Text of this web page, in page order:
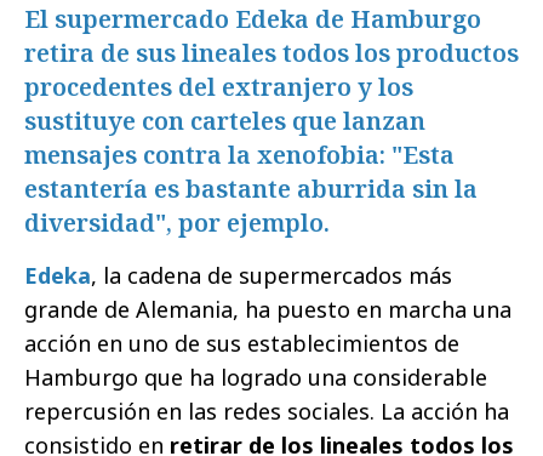
El supermercado Edeka de Hamburgo
retira de sus lineales todos los productos
procedentes del extranjero y los
sustituye con carteles que lanzan
mensajes contra la xenofobia: "Esta
estantería es bastante aburrida sin la
diversidad", por ejemplo.
Edeka, la cadena de supermercados más
grande de Alemania, ha puesto en marcha una
acción en uno de sus establecimientos de
Hamburgo que ha logrado una considerable
repercusión en las redes sociales. La acción ha
consistido en retirar de los lineales todos los